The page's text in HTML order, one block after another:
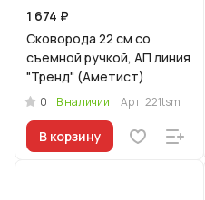
1 674 ₽
Сковорода 22 см со
съемной ручкой, АП линия
"Тренд" (Аметист)
0 В наличии Арт.221tsm
В корзину